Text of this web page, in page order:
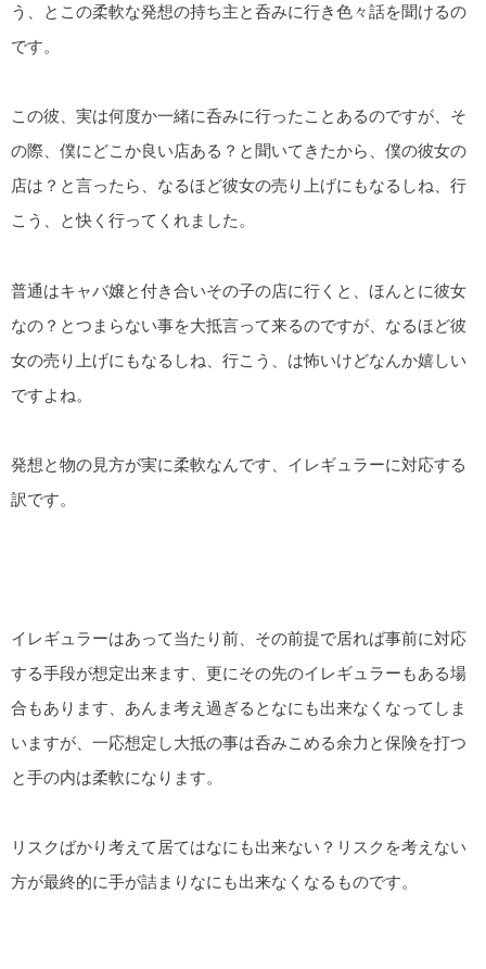
う、とこの柔軟な発想の持ち主と呑みに行き色々話を聞けるの
です。
この彼、実は何度か一緒に呑みに行ったことあるのですが、そ
の際、僕にどこか良い店ある？と聞いてきたから、僕の彼女の
店は？と言ったら、なるほど彼女の売り上げにもなるしね、行
こう、と快く行ってくれました。
普通はキャバ嬢と付き合いその子の店に行くと、ほんとに彼女
なの？とつまらない事を大抵言って来るのですが、なるほど彼
女の売り上げにもなるしね、行こう、は怖いけどなんか嬉しい
ですよね。
発想と物の見方が実に柔軟なんです、イレギュラーに対応する
訳です。
イレギュラーはあって当たり前、その前提で居れば事前に対応
する手段が想定出来ます、更にその先のイレギュラーもある場
合もあります、あんま考え過ぎるとなにも出来なくなってしま
いますが、一応想定し大抵の事は呑みこめる余力と保険を打つ
と手の内は柔軟になります。
リスクばかり考えて居てはなにも出来ない？リスクを考えない
方が最終的に手が詰まりなにも出来なくなるものです。